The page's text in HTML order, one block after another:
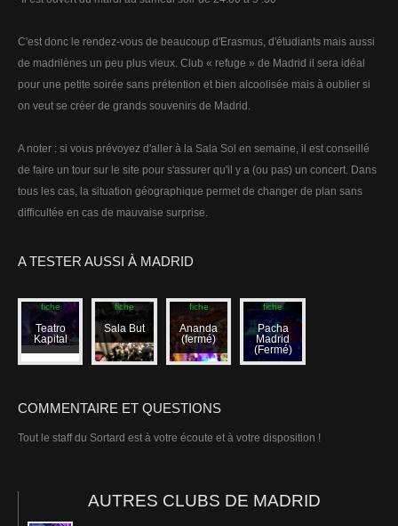
C'est donc le rendez-vous de beaucoup d'Erasmus, d'étudiants mais aussi
de madrilènes un peu plus vieux. Club « refuge » de Madrid il sera idéal
pour une petite soirée sans prétention et bien alcoolisée mais à oublier si
on veut se créer de grands souvenirs de Madrid.
A noter : si vous prévoyez d'aller à la Sala Sol en semaine, il est conseillé
de faire un tour sur le site pour s'assurer qu'il y a (ou pas) un concert. Dans
tous les cas, la situation géographique permet de changer de plan sans
difficultée en cas de mauvaise surprise.
A TESTER AUSSI À MADRID
fiche
Teatro
Kapital
fiche
Sala But
fiche
Ananda
(fermé)
fiche
Pacha
Madrid
(Fermé)
COMMENTAIRE ET QUESTIONS
Tout le staff du Sortard est à votre écoute et à votre disposition !
AUTRES CLUBS DE MADRID